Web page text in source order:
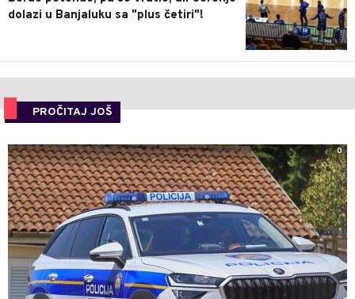
dolazi u Banjaluku sa "plus četiri"!
PROČITAJ JOŠ
0